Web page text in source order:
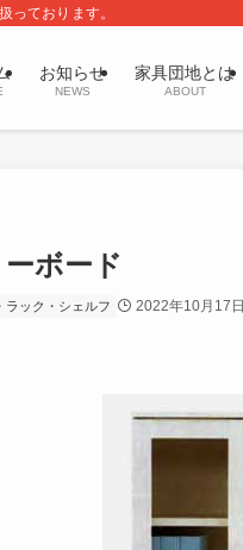
っております。
お知らせ
NEWS
家具団地とは
ABOUT
ボード
ラック・シェルフ 2022年10月17日